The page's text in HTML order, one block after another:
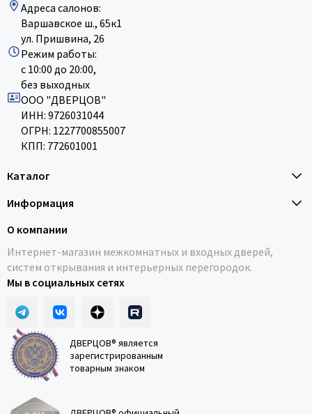
Адреса салонов:
Варшавское ш., 65к1
ул. Пришвина, 26
Режим работы:
с 10:00 до 20:00,
без выходных
ООО "ДВЕРЦОВ"
ИНН: 9726031044
ОГРН: 1227700855007
КПП: 772601001
Каталог
Информация
О компании
Интернет-магазин межкомнатных и входных дверей,
систем открывания и интерьерных перегородок.
Мы в социальных сетях
ДВЕРЦОВ® является
зарегистрированным
товарным знаком